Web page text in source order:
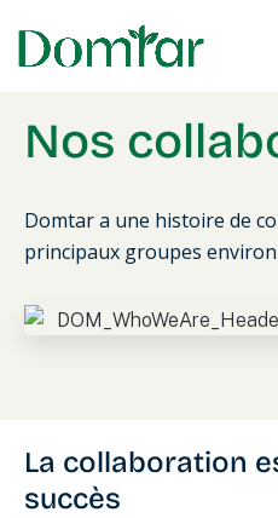
Nos
Domtar a une histoire de
principaux groupes
La collaboration
succès